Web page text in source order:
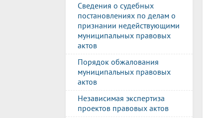
Сведения о судебных
постановлениях по делам о
признании недействующими
муниципальных правовых
актов
Порядок обжалования
муниципальных правовых
актов
Независимая экспертиза
проектов правовых актов